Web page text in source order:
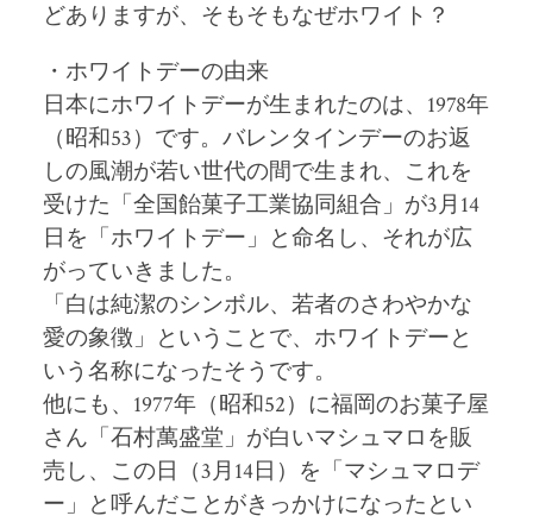
どありますが、そもそもなぜホワイト？
・ホワイトデーの由来
日本にホワイトデーが生まれたのは、1978年
（昭和53）です。バレンタインデーのお返
しの風潮が若い世代の間で生まれ、これを
受けた「全国飴菓子工業協同組合」が3月14
日を「ホワイトデー」と命名し、それが広
がっていきました。
「白は純潔のシンボル、若者のさわやかな
愛の象徴」ということで、ホワイトデーと
いう名称になったそうです。
他にも、1977年（昭和52）に福岡のお菓子屋
さん「石村萬盛堂」が白いマシュマロを販
売し、この日（3月14日）を「マシュマロデ
ー」と呼んだことがきっかけになったとい